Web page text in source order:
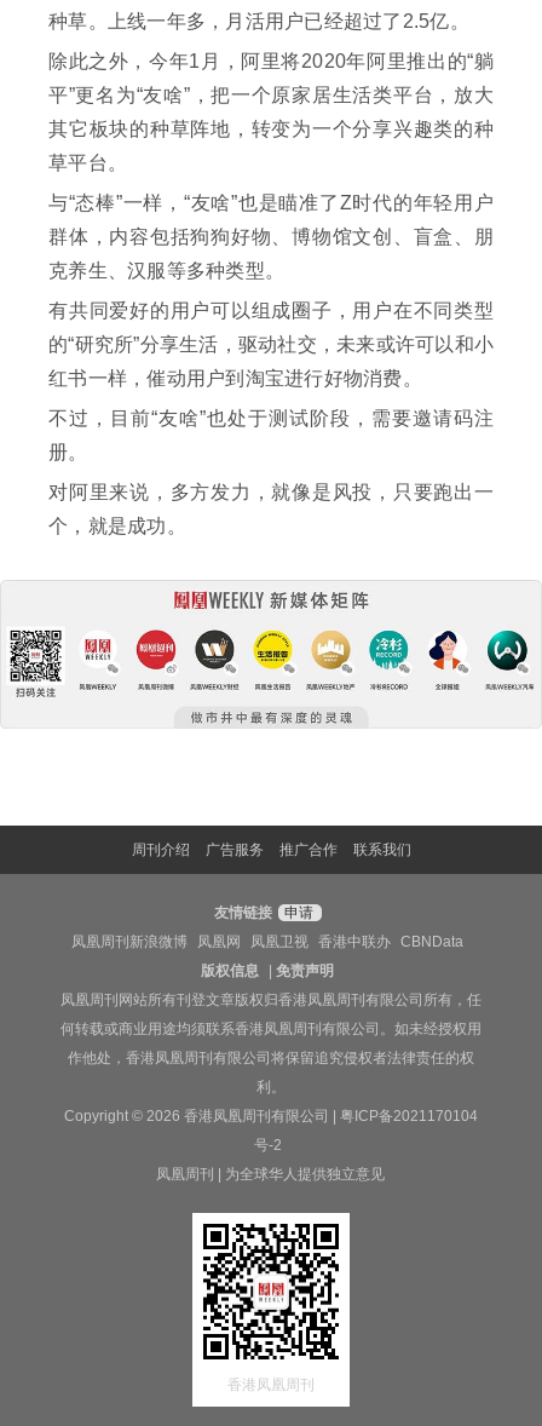
种草。上线一年多，月活用户已经超过了2.5亿。
除此之外，今年1月，阿里将2020年阿里推出的“躺
平”更名为“友啥”，把一个原家居生活类平台，放大
其它板块的种草阵地，转变为一个分享兴趣类的种
草平台。
与“态棒”一样，“友啥”也是瞄准了Z时代的年轻用户
群体，内容包括狗狗好物、博物馆文创、盲盒、朋
克养生、汉服等多种类型。
有共同爱好的用户可以组成圈子，用户在不同类型
的“研究所”分享生活，驱动社交，未来或许可以和小
红书一样，催动用户到淘宝进行好物消费。
不过，目前“友啥”也处于测试阶段，需要邀请码注
册。
对阿里来说，多方发力，就像是风投，只要跑出一
个，就是成功。
周刊介绍 广告服务 推广合作 联系我们
友情链接
申请
凤凰周刊新浪微博
凤凰网 凤凰卫视 香港中联办
CBNData
版权信息
|免责声明
凤凰周刊网站所有刊登文章版权归香港凤凰周刊有限公司所有，任
何转载或商业用途均须联系香港凤凰周刊有限公司。如未经授权用
作他处，香港凤凰周刊有限公司将保留追究侵权者法律责任的权
利。
Copyright © 2026 香港凤凰周刊有限公司 | 粤ICP备2021170104
号-2
凤凰周刊 | 为全球华人提供独立意见
香港凤凰周刊